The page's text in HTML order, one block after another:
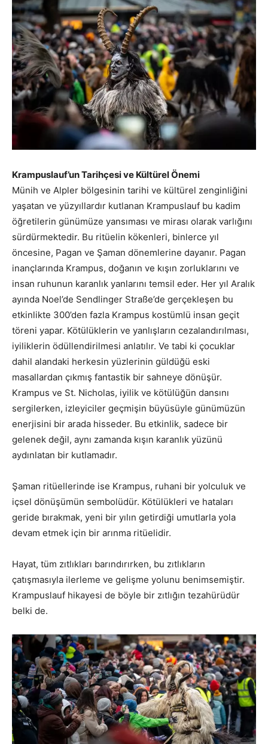
Krampuslauf’un Tarihçesi ve Kültürel Önemi
Münih ve Alpler bölgesinin tarihi ve kültürel zenginliğini
yaşatan ve yüzyıllardır kutlanan Krampuslauf bu kadim
öğretilerin günümüze yansıması ve mirası olarak varlığını
sürdürmektedir. Bu ritüelin kökenleri, binlerce yıl
öncesine, Pagan ve Şaman dönemlerine dayanır. Pagan
inançlarında Krampus, doğanın ve kışın zorluklarını ve
insan ruhunun karanlık yanlarını temsil eder. Her yıl Aralık
ayında Noel’de Sendlinger Straße’de gerçekleşen bu
etkinlikte 300’den fazla Krampus kostümlü insan geçit
töreni yapar. Kötülüklerin ve yanlışların cezalandırılması,
iyiliklerin ödüllendirilmesi anlatılır. Ve tabi ki çocuklar
dahil alandaki herkesin yüzlerinin güldüğü eski
masallardan çıkmış fantastik bir sahneye dönüşür.
Krampus ve St. Nicholas, iyilik ve kötülüğün dansını
sergilerken, izleyiciler geçmişin büyüsüyle günümüzün
enerjisini bir arada hisseder. Bu etkinlik, sadece bir
gelenek değil, aynı zamanda kışın karanlık yüzünü
aydınlatan bir kutlamadır.
Şaman ritüellerinde ise Krampus, ruhani bir yolculuk ve
içsel dönüşümün sembolüdür. Kötülükleri ve hataları
geride bırakmak, yeni bir yılın getirdiği umutlarla yola
devam etmek için bir arınma ritüelidir.
Hayat, tüm zıtlıkları barındırırken, bu zıtlıkların
çatışmasıyla ilerleme ve gelişme yolunu benimsemiştir.
Krampuslauf hikayesi de böyle bir zıtlığın tezahürüdür
belki de.